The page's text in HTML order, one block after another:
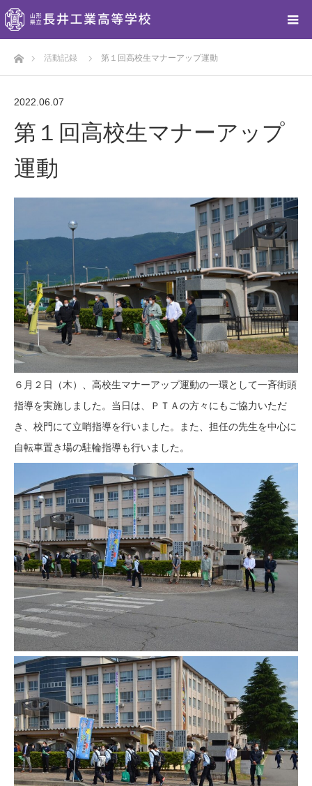
ホーム活動記録 第１回高校生マナーアップ運動
2022.06.07
第１回高校生マナーアップ
運動
６月２日（木）、高校生マナーアップ運動の一環として一斉街頭
指導を実施しました。当日は、ＰＴＡの方々にもご協力いただ
き、校門にて立哨指導を行いました。また、担任の先生を中心に
自転車置き場の駐輪指導も行いました。